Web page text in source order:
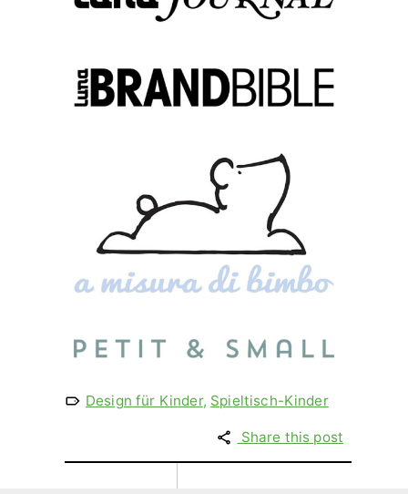
Design für Kinder, Spieltisch-Kinder
Share this post